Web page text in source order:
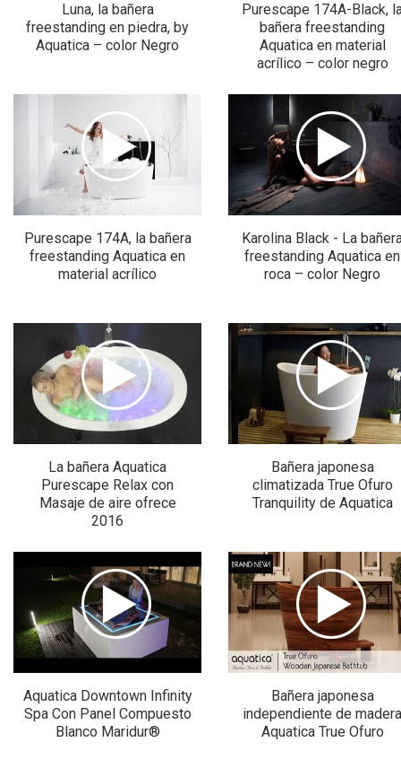
Luna, la bañera
freestanding en piedra, by
Aquatica – color Negro
Purescape 174А-Black,
bañera freestanding
Aquatica en material
acrílico – color negro
Purescape 174А, la bañera
freestanding Aquatica en
material acrílico
Karolina Black - La
freestanding Aquatica en
roca – color Negro
La bañera Aquatica
Purescape Relax con
Masaje de aire ofrece
2016
Bañera japonesa
climatizada True Ofuro
Tranquility de Aquatica
Aquatica Downtown Infinity
Spa Con Panel Compuesto
Blanco Maridur®
Bañera japonesa
independiente de madera
Aquatica True Ofuro